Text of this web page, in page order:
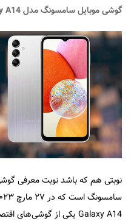
گوشی موبایل سامسونگ مدل Galaxy A14
نوبتی هم که باشد نوبت معرفی